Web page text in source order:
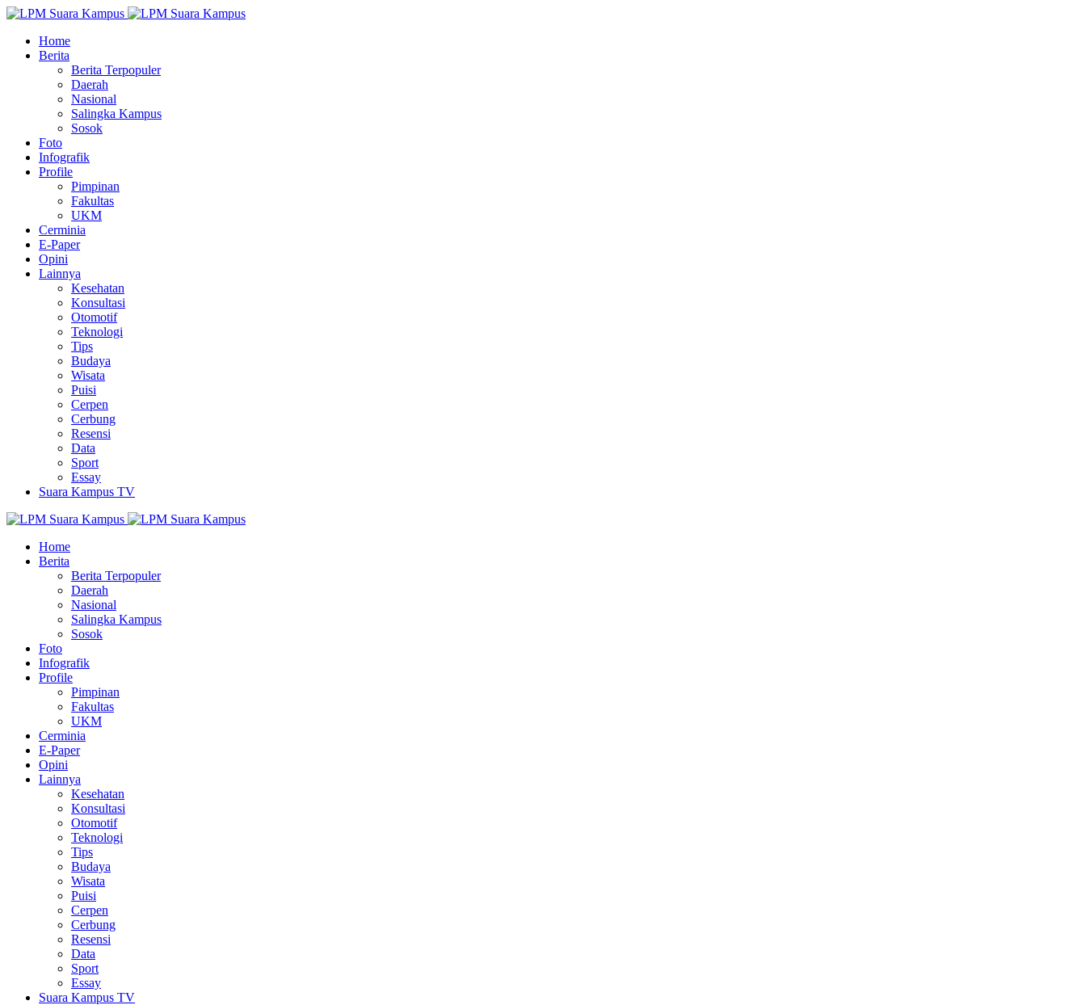
Home
Berita
Berita Terpopuler
Daerah
Nasional
Salingka Kampus
Sosok
Foto
Infografik
Profile
Pimpinan
Fakultas
UKM
Cerminia
E-Paper
Opini
Lainnya
Kesehatan
Konsultasi
Otomotif
Teknologi
Tips
Budaya
Wisata
Puisi
Cerpen
Cerbung
Resensi
Data
Sport
Essay
Suara Kampus TV
Home
Berita
Berita Terpopuler
Daerah
Nasional
Salingka Kampus
Sosok
Foto
Infografik
Profile
Pimpinan
Fakultas
UKM
Cerminia
E-Paper
Opini
Lainnya
Kesehatan
Konsultasi
Otomotif
Teknologi
Tips
Budaya
Wisata
Puisi
Cerpen
Cerbung
Resensi
Data
Sport
Essay
Suara Kampus TV